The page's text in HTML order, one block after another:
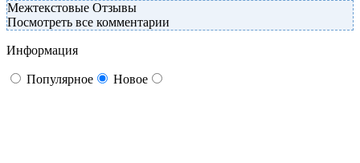
Межтекстовые Отзывы
Посмотреть все комментарии
Информация
Популярное Новое